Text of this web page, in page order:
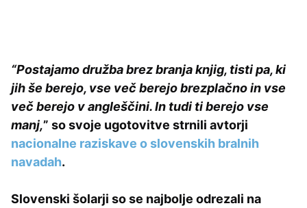
“Postajamo družba brez branja knjig, tisti pa, ki
jih še berejo, vse več berejo brezplačno in vse
več berejo v angleščini. In tudi ti berejo vse
manj,” so svoje ugotovitve strnili avtorji
nacionalne raziskave o slovenskih bralnih
navadah.
Slovenski šolarji so se najbolje odrezali na